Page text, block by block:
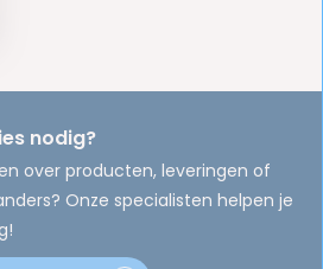
nodig?
over producten, leveringen of
Onze specialisten helpen je